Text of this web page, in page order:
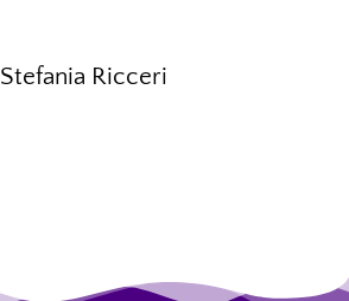
Stefania Ricceri